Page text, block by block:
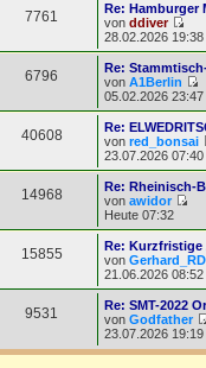
7761
Re: Hamburger
von ddiver
N
e
u
e
s
t
e
r
B
e
i
t
r
g
28.02.2026 19:38
6796
Re:
von A1Berlin
N
e
u
e
s
t
e
r
i
t
r
a
g
05.02.2026 23:47
40608
Re:
von red_bonsai
23.07.2026 07:40
14968
Re: Rheinisch-
von awidor
e
u
e
s
t
e
r
B
e
i
Heute 07:32
15855
Re:
von Gerhard_RD
21.06.2026 08:52
9531
Re: SMT-2022
von Godfather
23.07.2026 19:19